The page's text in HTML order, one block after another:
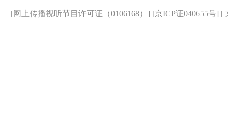
[网上传播视听节目许可证（0106168） ] [京ICP证040655号] [